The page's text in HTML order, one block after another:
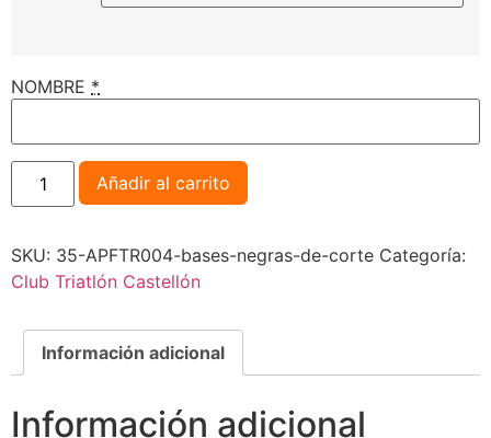
NOMBRE *
Añadir al carrito
SKU: 35-APFTR004-bases-negras-de-corte Categoría:
Club Triatlón Castellón
Información adicional
Información adicional